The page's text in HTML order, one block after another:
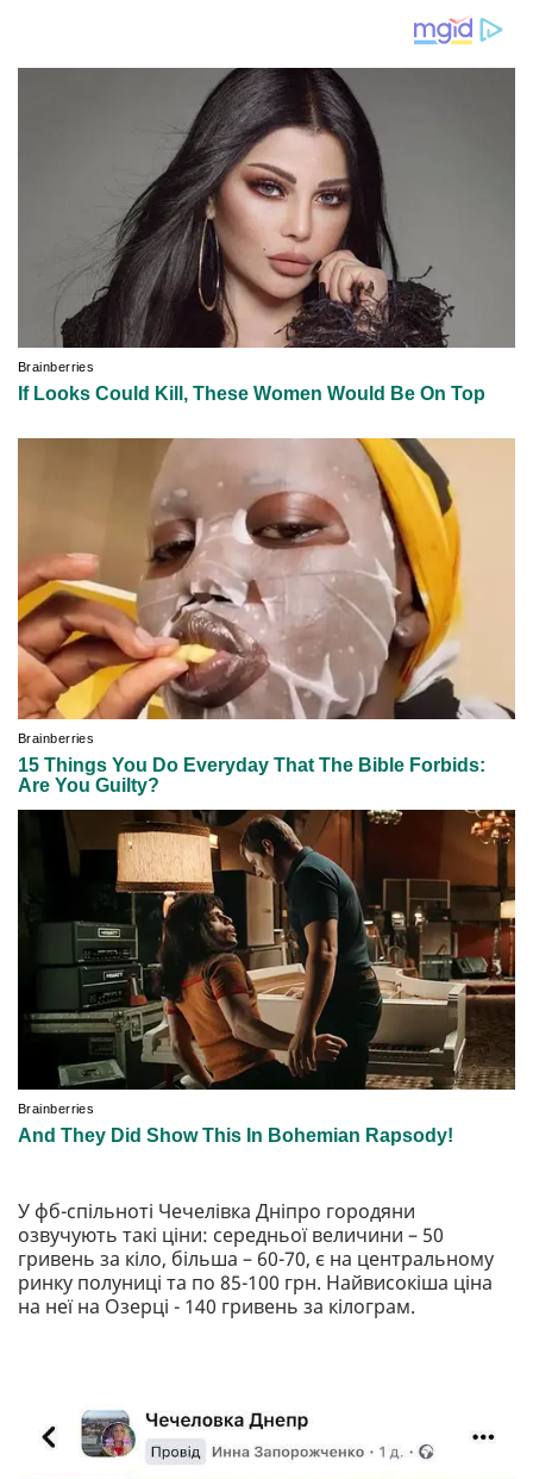
У фб-спільноті Чечелівка Дніпро городяни
озвучують такі ціни: середньої величини – 50
гривень за кіло, більша – 60-70, є на центральному
ринку полуниці та по 85-100 грн. Найвисокіша ціна
на неї на Озерці - 140 гривень за кілограм.